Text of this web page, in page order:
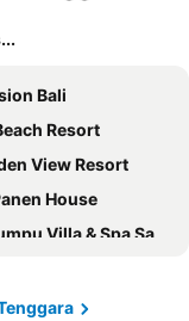
Bali
Resort
View Resort
House
Villa & Spa Sanur Bali
Hotel